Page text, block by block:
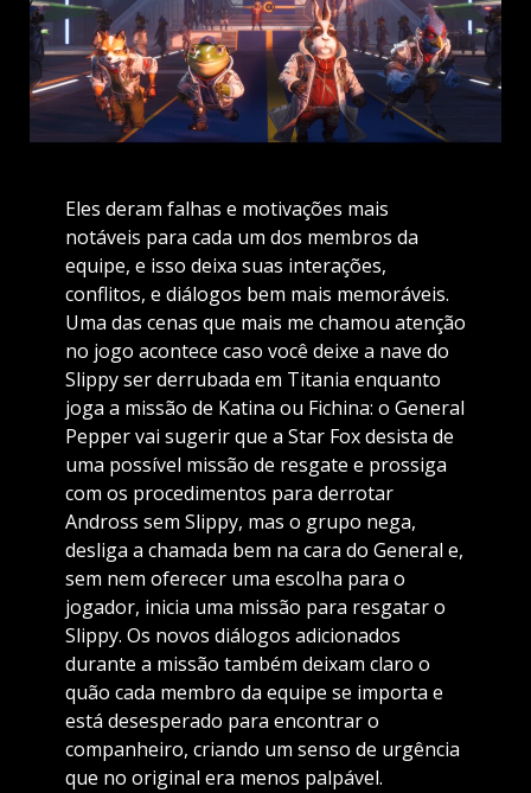
Eles deram falhas e motivações mais
notáveis para cada um dos membros da
equipe, e isso deixa suas interações,
conflitos, e diálogos bem mais memoráveis.
Uma das cenas que mais me chamou atenção
no jogo acontece caso você deixe a nave do
Slippy ser derrubada em Titania enquanto
joga a missão de Katina ou Fichina: o General
Pepper vai sugerir que a Star Fox desista de
uma possível missão de resgate e prossiga
com os procedimentos para derrotar
Andross sem Slippy, mas o grupo nega,
desliga a chamada bem na cara do General e,
sem nem oferecer uma escolha para o
jogador, inicia uma missão para resgatar o
Slippy. Os novos diálogos adicionados
durante a missão também deixam claro o
quão cada membro da equipe se importa e
está desesperado para encontrar o
companheiro, criando um senso de urgência
que no original era menos palpável.